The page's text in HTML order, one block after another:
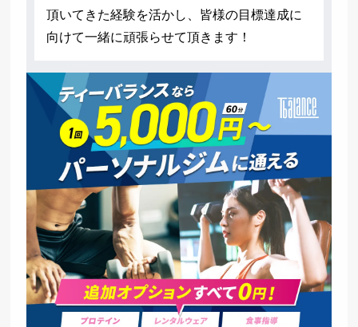
頂いてきた経験を活かし、皆様の目標達成に
向けて一緒に頑張らせて頂きます！